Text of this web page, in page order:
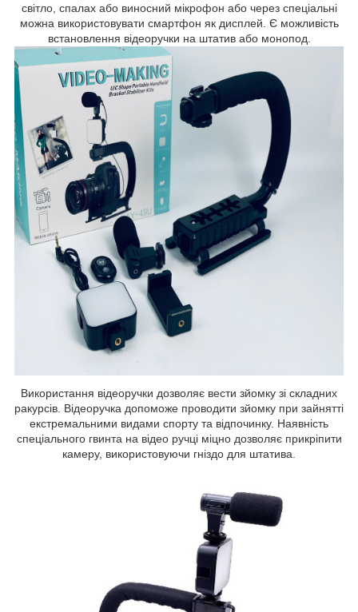
світло, спалах або виносний мікрофон або через спеціальні
можна використовувати смартфон як дисплей. Є можливість
встановлення відеоручки на штатив або монопод.
Використання відеоручки дозволяє вести зйомку зі складних
ракурсів. Відеоручка допоможе проводити зйомку при зайнятті
екстремальними видами спорту та відпочинку. Наявність
спеціального гвинта на відео ручці міцно дозволяє прикріпити
камеру, використовуючи гніздо для штатива.